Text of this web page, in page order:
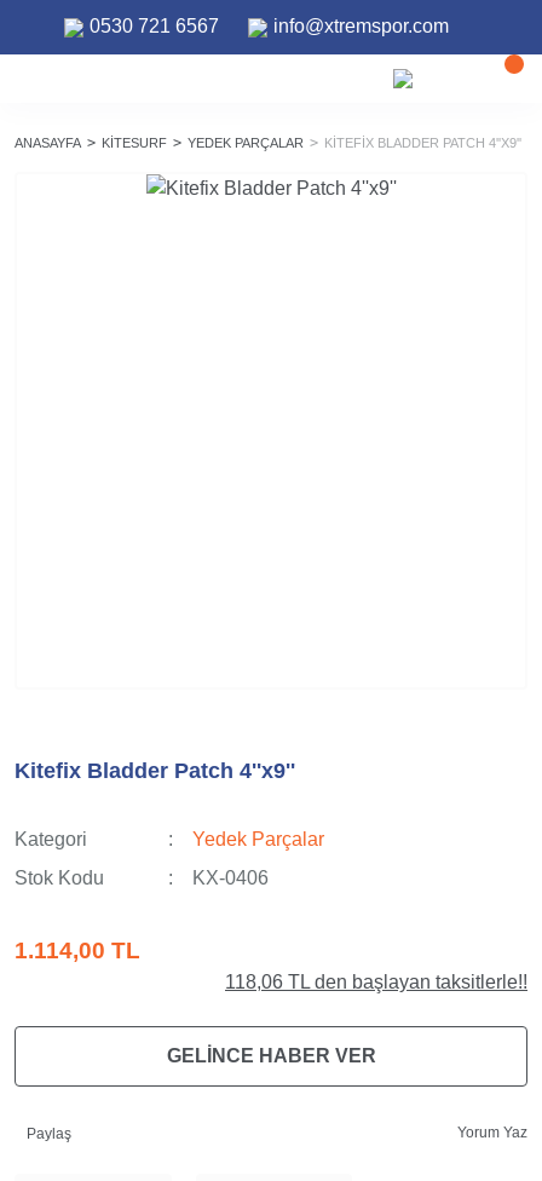
0530 721 6567 info@xtremspor.com
ANASAYFA KITESURF YEDEK PARÇALAR KITEFIX BLADDER PATCH 4''X9''
Kitefix Bladder Patch 4''x9''
Kategori
Yedek Parçalar
Stok Kodu
KX-0406
1.114,00 TL
118,06 TL den başlayan taksitlerle!!
GELİNCE HABER VER
Paylaş Yorum Yaz